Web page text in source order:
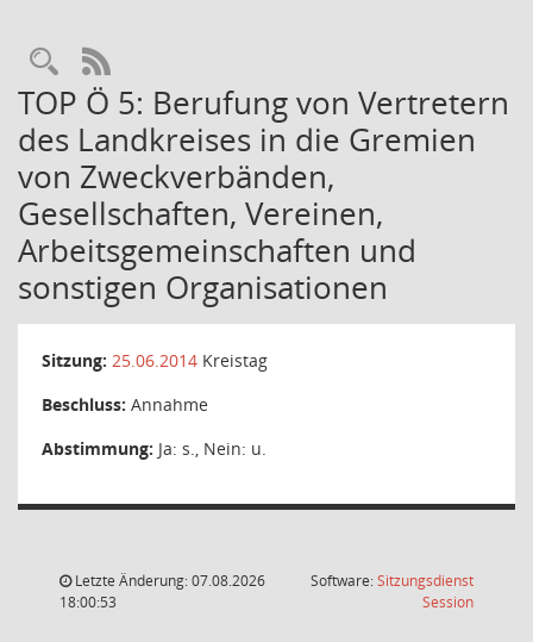
Rechercheauswahl
RSS-Feed
TOP Ö 5: Berufung von Vertretern
des Landkreises in die Gremien
von Zweckverbänden,
Gesellschaften, Vereinen,
Arbeitsgemeinschaften und
sonstigen Organisationen
Sitzung: 25.06.2014 Kreistag
Beschluss: Annahme
Abstimmung: Ja: s., Nein: u.
Letzte Änderung: 07.08.2026
18:00:53
Software:Sitzungsdienst
Session(Wird in